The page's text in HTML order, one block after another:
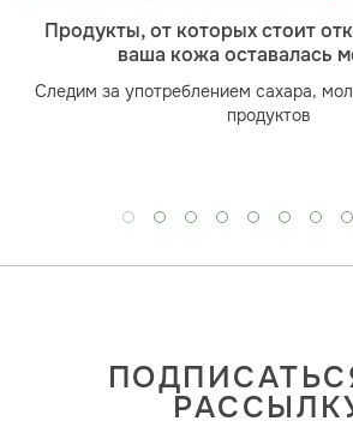
Продукты, от которых стоит
ваша кожа оставалась
Следим за употреблением сахара,
продуктов